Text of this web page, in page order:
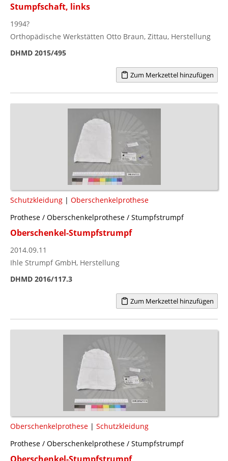
Stumpfschaft, links
1994?
Orthopädische Werkstätten Otto Braun, Zittau, Herstellung
DHMD 2015/495
Zum Merkzettel hinzufügen
Schutzkleidung | Oberschenkelprothese
Prothese / Oberschenkelprothese / Stumpfstrumpf
Oberschenkel-Stumpfstrumpf
2014.09.11
Ihle Strumpf GmbH, Herstellung
DHMD 2016/117.3
Zum Merkzettel hinzufügen
Oberschenkelprothese | Schutzkleidung
Prothese / Oberschenkelprothese / Stumpfstrumpf